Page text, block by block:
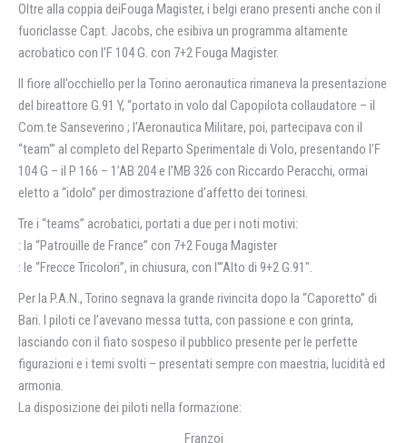
Oltre alla coppia deiFouga Magister, i belgi erano presenti anche con il
fuoriclasse Capt. Jacobs, che esibiva un programma altamente
acrobatico con l’F 104 G. con 7+2 Fouga Magister.
Il fiore all’occhiello per la Torino aeronautica rimaneva la presentazione
del bireattore G.91 Y, “portato in volo dal Capopilota collaudatore – il
Com.te Sanseverino ; l’Aeronautica Militare, poi, partecipava con il
“team'” al completo del Reparto Sperimentale di Volo, presentando I’F
104 G – il P 166 – 1’AB 204 e l’MB 326 con Riccardo Peracchi, ormai
eletto a “idolo” per dimostrazione d’affetto dei torinesi.
Tre i “teams” acrobatici, portati a due per i noti motivi:
: la “Patrouille de France” con 7+2 Fouga Magister
: le “Frecce Tricolori”, in chiusura, con l'”Alto di 9+2 G.91″.
Per la P.A.N., Torino segnava la grande rivincita dopo la “Caporetto” di
Bari. I piloti ce l’avevano messa tutta, con passione e con grinta,
lasciando con il fiato sospeso il pubblico presente per le perfette
figurazioni e i temi svolti – presentati sempre con maestria, lucidità ed
armonia.
La disposizione dei piloti nella formazione:
Franzoi